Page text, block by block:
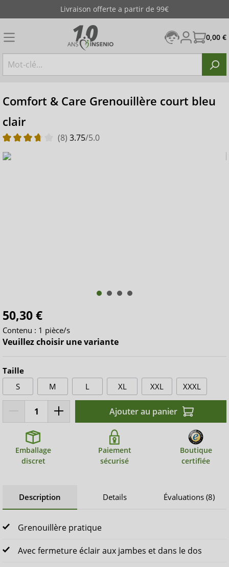
0,00 €
Comfort & Care Grenouillère court bleu
clair
(8) 3.75/5.0
50,30 €
Contenu : 1 pièce/s
Veuillez choisir une variante
Taille
S
M L XL XXL XXXL
Ajouter au panier
Emballage
discret
Paiement
sécurisé
Boutique
certifiée
Description Details Évaluations (8)
Grenouillère pratique
Avec fermeture éclair aux jambes et dans le dos